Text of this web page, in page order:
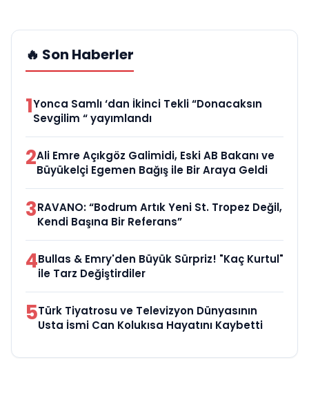
🔥 Son Haberler
1Yonca Samlı ‘dan İkinci Tekli “Donacaksın
Sevgilim “ yayımlandı
2Ali Emre Açıkgöz Galimidi, Eski AB Bakanı ve
Büyükelçi Egemen Bağış ile Bir Araya Geldi
3RAVANO: “Bodrum Artık Yeni St. Tropez Değil,
Kendi Başına Bir Referans”
4Bullas & Emry'den Büyük Sürpriz! "Kaç Kurtul"
ile Tarz Değiştirdiler
5Türk Tiyatrosu ve Televizyon Dünyasının
Usta İsmi Can Kolukısa Hayatını Kaybetti